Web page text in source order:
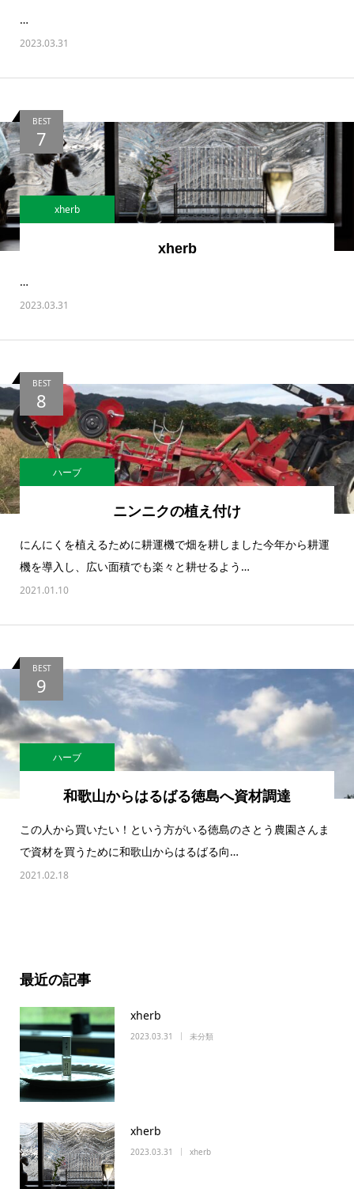
…
2023.03.31
BEST
7
xherb
xherb
…
2023.03.31
BEST
8
ハーブ
ニンニクの植え付け
にんにくを植えるために耕運機で畑を耕しました今年から耕運
機を導入し、広い面積でも楽々と耕せるよう…
2021.01.10
BEST
9
ハーブ
和歌山からはるばる徳島へ資材調達
この人から買いたい！という方がいる徳島のさとう農園さんま
で資材を買うために和歌山からはるばる向…
2021.02.18
最近の記事
xherb
2023.03.31 未分類
xherb
2023.03.31 xherb